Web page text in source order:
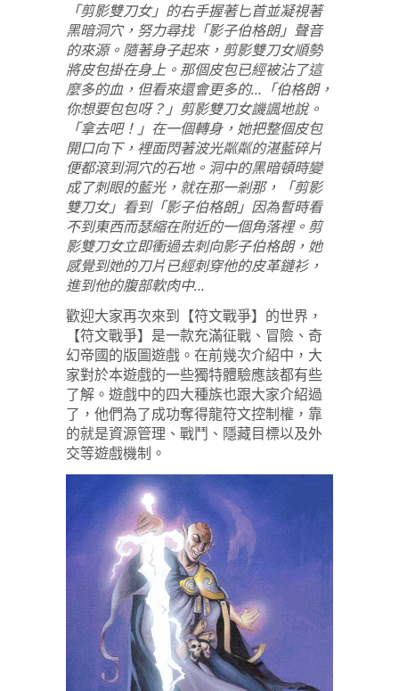
「剪影雙刀女」的右手握著匕首並凝視著
黑暗洞穴，努力尋找「影子伯格朗」聲音
的來源。隨著身子起來，剪影雙刀女順勢
將皮包掛在身上。那個皮包已經被沾了這
麼多的血，但看來還會更多的…「伯格朗，
你想要包包呀？」剪影雙刀女譏諷地說。
「拿去吧！」在一個轉身，她把整個皮包
開口向下，裡面閃著波光粼粼的湛藍碎片
便都滾到洞穴的石地。洞中的黑暗頓時變
成了刺眼的藍光，就在那一剎那，「剪影
雙刀女」看到「影子伯格朗」因為暫時看
不到東西而瑟縮在附近的一個角落裡。剪
影雙刀女立即衝過去刺向影子伯格朗，她
感覺到她的刀片已經刺穿他的皮革鏈衫，
進到他的腹部軟肉中…
歡迎大家再次來到【符文戰爭】的世界，
【符文戰爭】是一款充滿征戰、冒險、奇
幻帝國的版圖遊戲。在前幾次介紹中，大
家對於本遊戲的一些獨特體驗應該都有些
了解。遊戲中的四大種族也跟大家介紹過
了，他們為了成功奪得龍符文控制權，靠
的就是資源管理、戰鬥、隱藏目標以及外
交等遊戲機制。